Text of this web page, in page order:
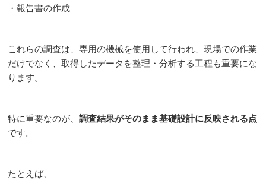
・報告書の作成
これらの調査は、専用の機械を使用して行われ、現場での作業
だけでなく、取得したデータを整理・分析する工程も重要にな
ります。
特に重要なのが、調査結果がそのまま基礎設計に反映される点
です。
たとえば、